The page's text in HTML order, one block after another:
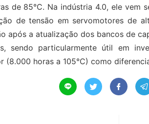
de 85°C. Na indústria 4.0, ele
de tensão em servomotores de
após a atualização dos bancos de
sendo particularmente útil em
(8.000 horas a 105°C) como
   